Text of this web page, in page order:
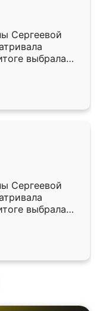
Сергеевой
выбрала
потом
объяснил
в срок, с
осталась
как и ожидала.
Сергеевой
выбрала
потом
объяснил
в срок, с
место без
осталась
как и ожидала.